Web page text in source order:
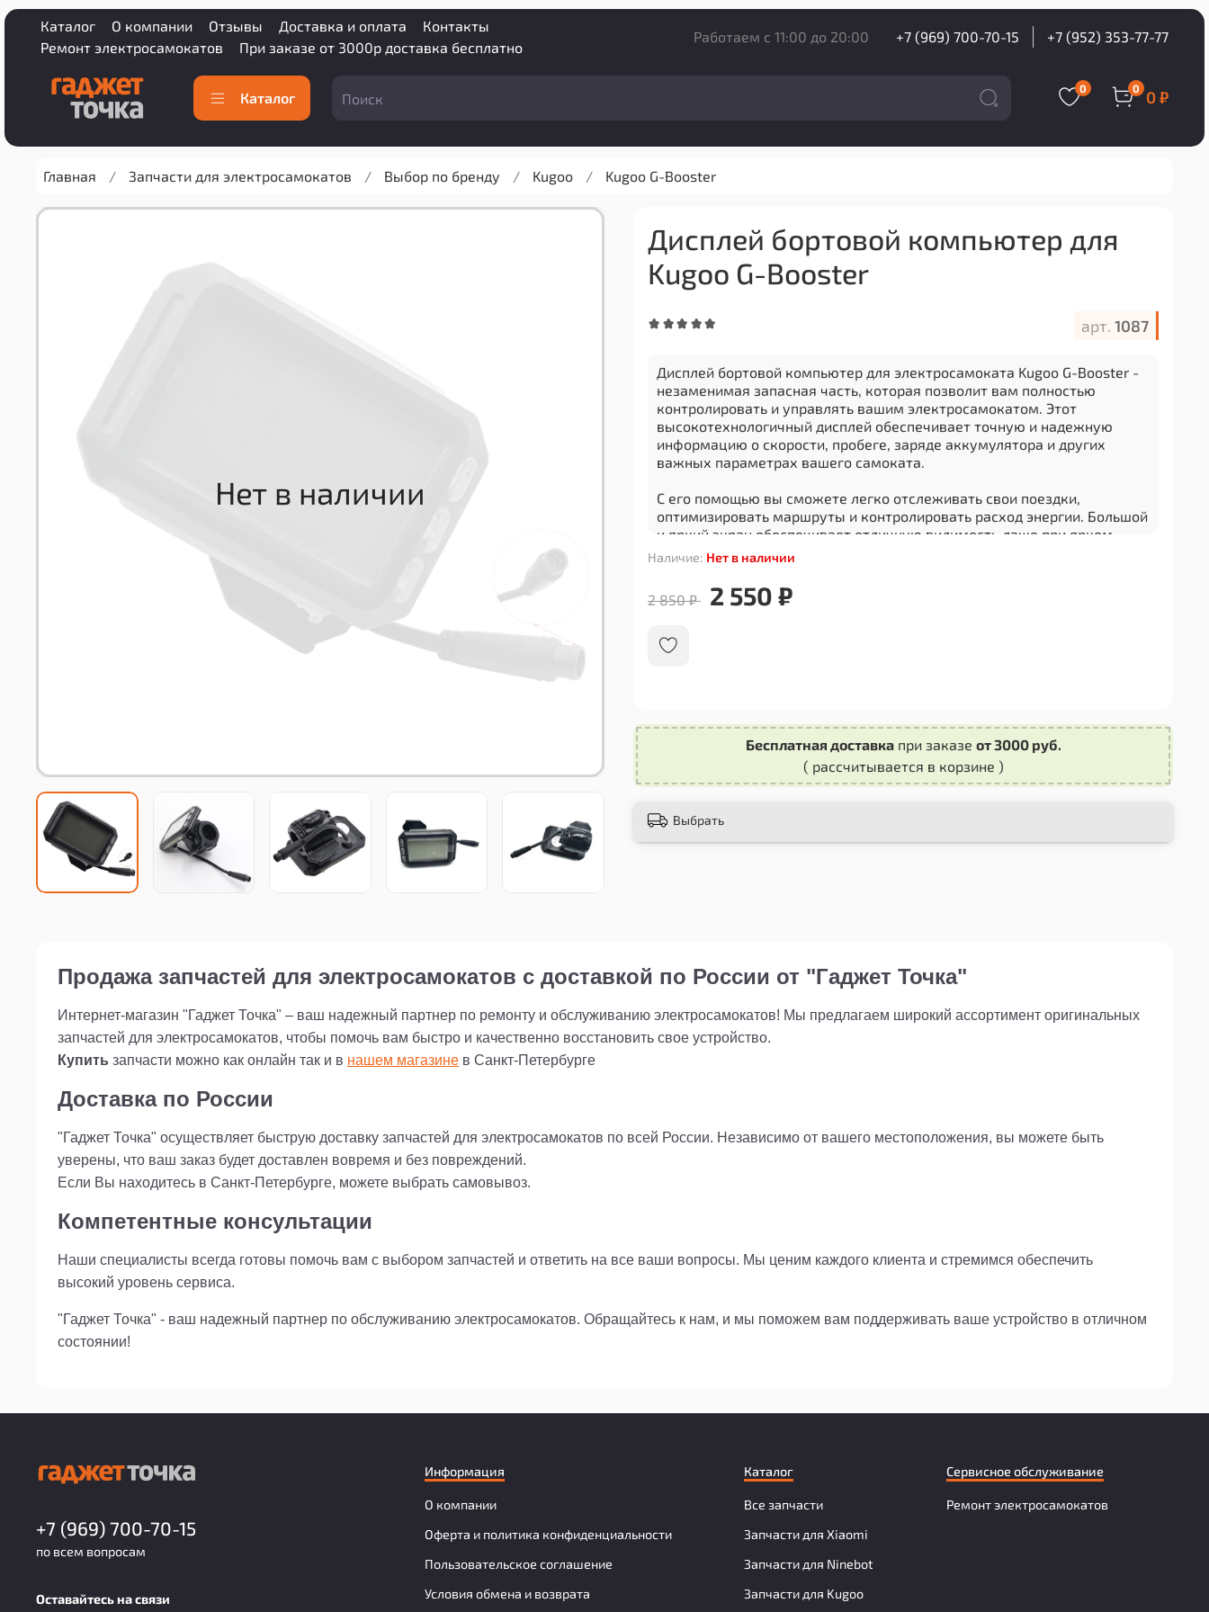
Каталог О компании Отзывы Доставка и оплата
Контакты
Ремонт электросамокатов
При заказе от 3000р доставка бесплатно
Работаем с 11:00 до 20:00 +7 (969) 700-70-15 +7 (952) 353-77-77
Каталог
0 0 0 ₽
Главная Запчасти для электросамокатов Выбор по бренду Kugoo Kugoo G-Booster
арт. 1087
Наличие: Нет в наличии
Дисплей бортовой компьютер для
Kugoo G-Booster
2 850 ₽ 2 550 ₽
Дисплей бортовой компьютер для электросамоката Kugoo G-Booster -
незаменимая запасная часть, которая позволит вам полностью
контролировать и управлять вашим электросамокатом. Этот
высокотехнологичный дисплей обеспечивает точную и надежную
информацию о скорости, пробеге, заряде аккумулятора и других
важных параметрах вашего самоката.
С его помощью вы сможете легко отслеживать свои поездки,
оптимизировать маршруты и контролировать расход энергии. Большой
и яркий экран обеспечивает отличную видимость даже при ярком
солнечном свете или в условиях низкой освещенности.
Дисплей бортовой компьютер для электросамоката Kugoo G-Booster
легко устанавливается на рулевую колонку самоката и имеет
максимально удобным для всех пользователей. Кроме того, он имеет
использования вашего электросамоката Kugoo G-Booster с помощью
дисплея бортового компьютера. Закажите его прямо сейчас и
наслаждайтесь полным контролем над своими поездками!
Бесплатная доставкапри заказе от 3000 руб.
( рассчитывается в корзине )
Выбрать
Продажа запчастей для электросамокатов с доставкой по России от "Гаджет Точка"
Интернет-магазин "Гаджет Точка" – ваш надежный партнер по ремонту и обслуживанию электросамокатов! Мы предлагаем широкий ассортимент оригинальных
запчастей для электросамокатов, чтобы помочь вам быстро и качественно восстановить свое устройство.
Купить запчасти можно как онлайн так и в нашем магазине в Санкт-Петербурге
Доставка по России
"Гаджет Точка" осуществляет быструю доставку запчастей для электросамокатов по всей России. Независимо от вашего местоположения, вы можете быть
уверены, что ваш заказ будет доставлен вовремя и без повреждений.
Если Вы находитесь в Санкт-Петербурге, можете выбрать самовывоз.
Компетентные консультации
Наши специалисты всегда готовы помочь вам с выбором запчастей и ответить на все ваши вопросы. Мы ценим каждого клиента и стремимся обеспечить
высокий уровень сервиса.
"Гаджет Точка" - ваш надежный партнер по обслуживанию электросамокатов. Обращайтесь к нам, и мы поможем вам поддерживать ваше устройство в отличном
состоянии!
Информация
О компании
Оферта и политика конфиденциальности
Пользовательское соглашение
Условия обмена и возврата
Каталог
Все запчасти
Запчасти для Xiaomi
Запчасти для Ninebot
Запчасти для Kugoo
Сервисное обслуживание
Ремонт электросамокатов
+7 (969) 700-70-15
по всем вопросам
Оставайтесь на связи